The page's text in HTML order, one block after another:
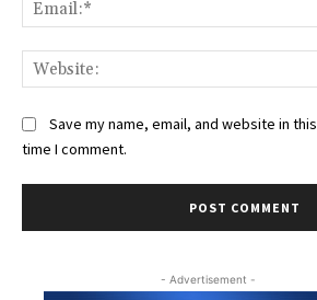
Save my name, email, and website in
time I comment.
- Advertisement -